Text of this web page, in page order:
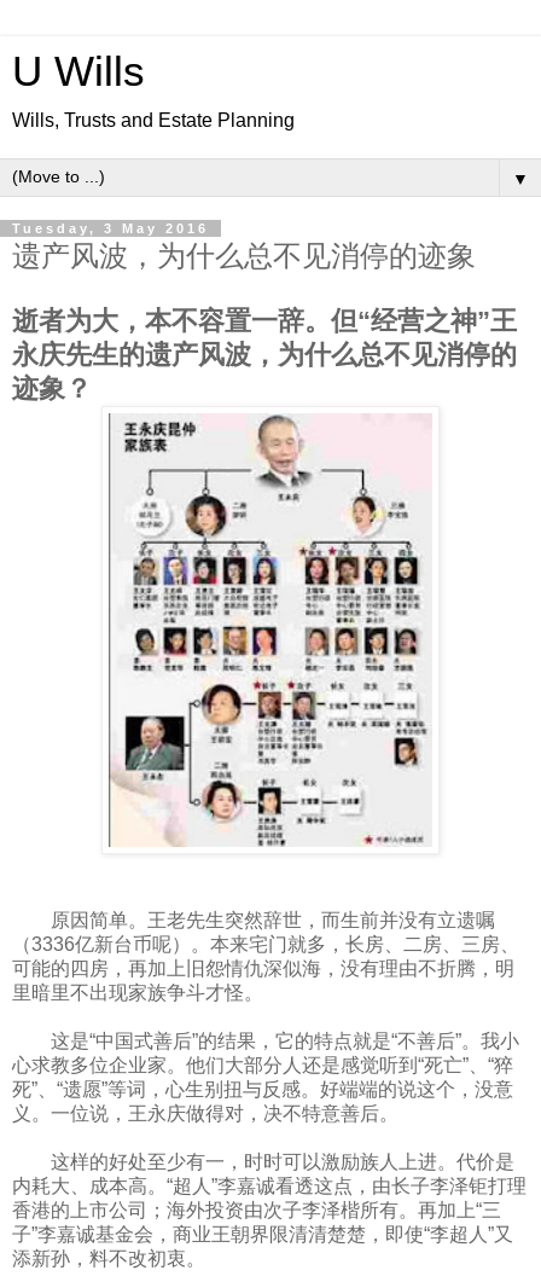
U Wills
Wills, Trusts and Estate Planning
▼
Tuesday, 3 May 2016
遗产风波，为什么总不见消停的迹象
逝者为大，本不容置一辞。但“经营之神”王
永庆先生的遗产风波，为什么总不见消停的
迹象？
原因简单。王老先生突然辞世，而生前并没有立遗嘱
（3336亿新台币呢）。本来宅门就多，长房、二房、三房、
可能的四房，再加上旧怨情仇深似海，没有理由不折腾，明
里暗里不出现家族争斗才怪。
这是“中国式善后”的结果，它的特点就是“不善后”。我小
心求教多位企业家。他们大部分人还是感觉听到“死亡”、“猝
死”、“遗愿”等词，心生别扭与反感。好端端的说这个，没意
义。一位说，王永庆做得对，决不特意善后。
这样的好处至少有一，时时可以激励族人上进。代价是
内耗大、成本高。“超人”李嘉诚看透这点，由长子李泽钜打理
香港的上市公司；海外投资由次子李泽楷所有。再加上“三
子”李嘉诚基金会，商业王朝界限清清楚楚，即使“李超人”又
添新孙，料不改初衷。